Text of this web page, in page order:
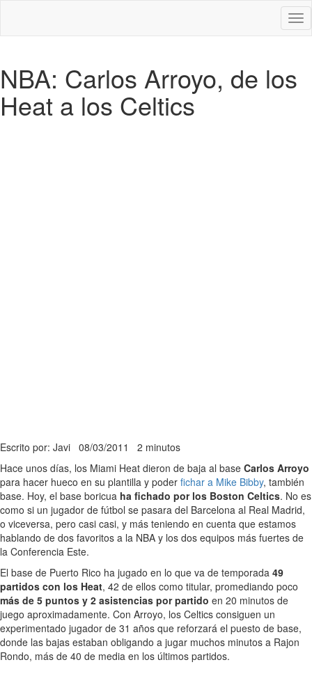
NBA: Carlos Arroyo, de los
Heat a los Celtics
Escrito por: Javi 08/03/2011 2 minutos
Hace unos días, los Miami Heat dieron de baja al base Carlos Arroyo
para hacer hueco en su plantilla y poder fichar a Mike Bibby, también
base. Hoy, el base boricua ha fichado por los Boston Celtics. No es
como si un jugador de fútbol se pasara del Barcelona al Real Madrid,
o viceversa, pero casi casi, y más teniendo en cuenta que estamos
hablando de dos favoritos a la NBA y los dos equipos más fuertes de
la Conferencia Este.
El base de Puerto Rico ha jugado en lo que va de temporada 49
partidos con los Heat, 42 de ellos como titular, promediando poco
más de 5 puntos y 2 asistencias por partido en 20 minutos de
juego aproximadamente. Con Arroyo, los Celtics consiguen un
experimentado jugador de 31 años que reforzará el puesto de base,
donde las bajas estaban obligando a jugar muchos minutos a Rajon
Rondo, más de 40 de media en los últimos partidos.